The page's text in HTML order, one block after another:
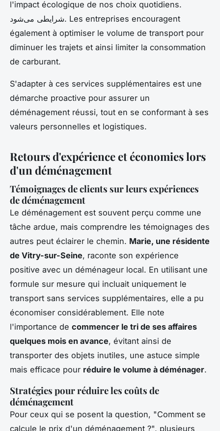
l'impact écologique de nos choix quotidiens.
شرایطی می‌شود. Les entreprises encouragent
également à optimiser le volume de transport pour
diminuer les trajets et ainsi limiter la consommation
de carburant.
S'adapter à ces services supplémentaires est une
démarche proactive pour assurer un
déménagement réussi, tout en se conformant à ses
valeurs personnelles et logistiques.
Retours d'expérience et économies lors
d'un déménagement
Témoignages de clients sur leurs expériences
de déménagement
Le déménagement est souvent perçu comme une
tâche ardue, mais comprendre les témoignages des
autres peut éclairer le chemin. Marie, une résidente
de Vitry-sur-Seine, raconte son expérience
positive avec un déménageur local. En utilisant une
formule sur mesure qui incluait uniquement le
transport sans services supplémentaires, elle a pu
économiser considérablement. Elle note
l'importance de commencer le tri de ses affaires
quelques mois en avance, évitant ainsi de
transporter des objets inutiles, une astuce simple
mais efficace pour réduire le volume à déménager.
Stratégies pour réduire les coûts de
déménagement
Pour ceux qui se posent la question, "Comment se
calcule le prix d'un déménagement ?", plusieurs